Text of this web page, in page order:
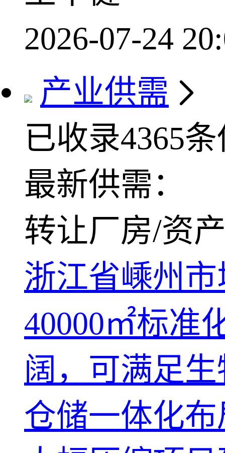
2026-07-24
产业供需
已收录4365
最新供需：
转让厂房/资
浙江省嵊州
40000㎡标准
阔，可满足
仓储一体化